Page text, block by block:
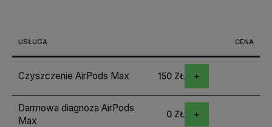
USŁUGA CENA
Czyszczenie AirPods Max 150 ZŁ
Darmowa diagnoza AirPods
Max
0 ZŁ